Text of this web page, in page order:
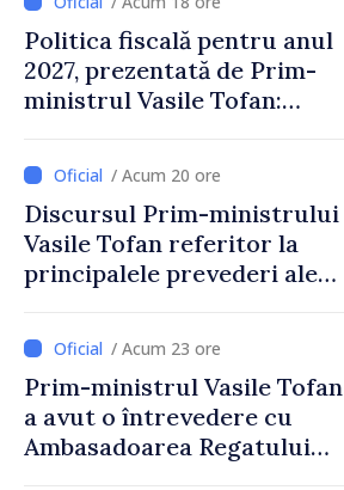
Politica fiscală pentru anul
2027, prezentată de Prim-
ministrul Vasile Tofan:
stimularea investițiilor și o
taxare mai echitabilă
/ Acum 20 ore
Discursul Prim-ministrului
Vasile Tofan referitor la
principalele prevederi ale
2027
/ Acum 23 ore
Prim-ministrul Vasile Tofan
a avut o întrevedere cu
Ambasadoarea Regatului